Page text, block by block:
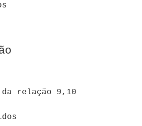
relação 9,10